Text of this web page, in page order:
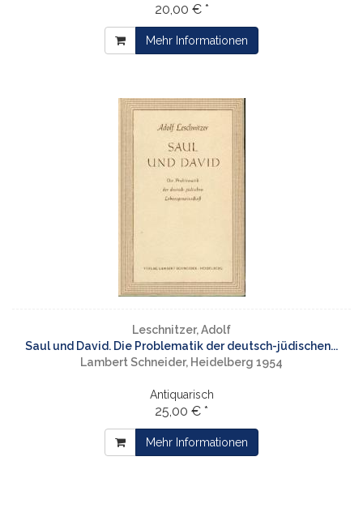
20,00 € *
Mehr Informationen
Leschnitzer, Adolf
Saul und David. Die Problematik der deutsch-jüdischen...
Lambert Schneider, Heidelberg 1954
Antiquarisch
25,00 € *
Mehr Informationen